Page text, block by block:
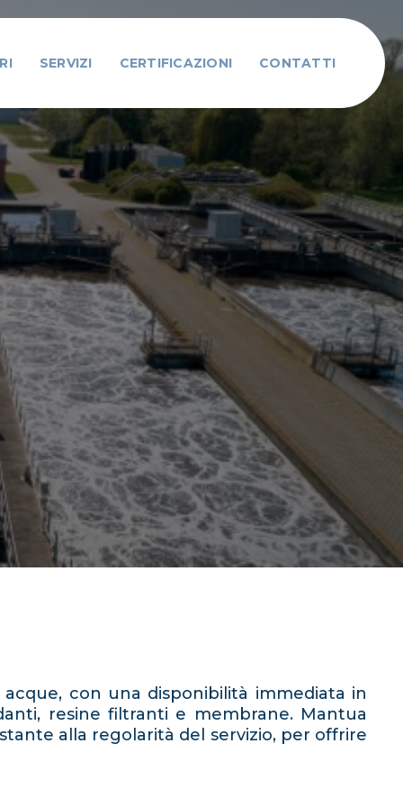
SERVIZI CERTIFICAZIONI CONTATTI
con una disponibilità immediata in
resine filtranti e membrane. Mantua
alla regolarità del servizio, per offrire